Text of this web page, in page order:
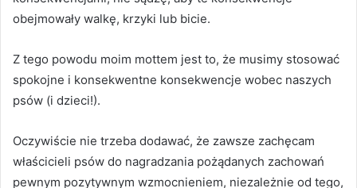
obejmowały walkę, krzyki lub bicie.
Z tego powodu moim mottem jest to, że musimy stosować
spokojne i konsekwentne konsekwencje wobec naszych
psów (i dzieci!).
Oczywiście nie trzeba dodawać, że zawsze zachęcam
właścicieli psów do nagradzania pożądanych zachowań
pewnym pozytywnym wzmocnieniem, niezależnie od tego,